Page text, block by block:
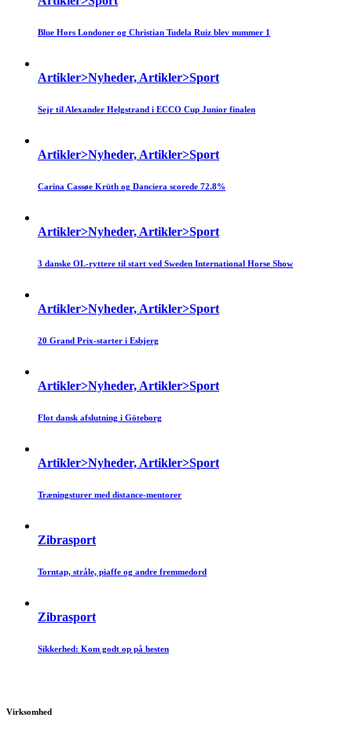
Blue Hors Londoner og Christian Tudela Ruiz blev nummer 1
Artikler>Nyheder, Artikler>Sport
Sejr til Alexander Helgstrand i ECCO Cup Junior finalen
Artikler>Nyheder, Artikler>Sport
Carina Cassøe Krüth og Danciera scorede 72.8%
Artikler>Nyheder, Artikler>Sport
3 danske OL-ryttere til start ved Sweden International Horse Show
Artikler>Nyheder, Artikler>Sport
20 Grand Prix-starter i Esbjerg
Artikler>Nyheder, Artikler>Sport
Flot dansk afslutning i Göteborg
Artikler>Nyheder, Artikler>Sport
Træningsturer med distance-mentorer
Zibrasport
Torntap, stråle, piaffe og andre fremmedord
Zibrasport
Sikkerhed: Kom godt op på hesten
Virksomhed